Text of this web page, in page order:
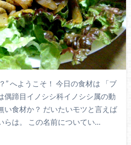
” へようこそ！ 今日の食材は 「ブ
偶蹄目イノシシ科イノシシ属の動
い食材か？ だいたいモツと言えば
らは。 この名前についてい…